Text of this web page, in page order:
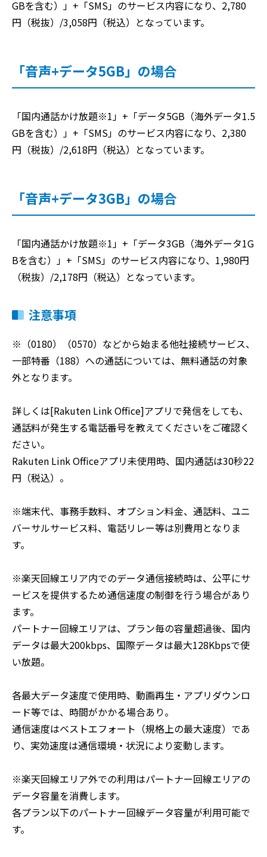
GBを含む）」+「SMS」のサービス内容になり、2,780
円（税抜）/3,058円（税込）となっています。
「音声+データ5GB」の場合
「国内通話かけ放題※1」+「データ5GB（海外データ1.5
GBを含む）」+「SMS」のサービス内容になり、2,380
円（税抜）/2,618円（税込）となっています。
「音声+データ3GB」の場合
「国内通話かけ放題※1」+「データ3GB（海外データ1G
Bを含む）」+「SMS」のサービス内容になり、1,980円
（税抜）/2,178円（税込）となっています。
注意事項
※（0180）（0570）などから始まる他社接続サービス、
一部特番（188）への通話については、無料通話の対象
外となります。
詳しくは[Rakuten Link Office]アプリで発信をしても、
通話料が発生する電話番号を教えてくださいをご確認く
ださい。
Rakuten Link Officeアプリ未使用時、国内通話は30秒22
円（税込）。
※端末代、事務手数料、オプション料金、通話料、ユニ
バーサルサービス料、電話リレー等は別費用となりま
す。
※楽天回線エリア内でのデータ通信接続時は、公平にサ
ービスを提供するため通信速度の制御を行う場合があり
ます。
パートナー回線エリアは、プラン毎の容量超過後、国内
データは最大200kbps、国際データは最大128Kbpsで使
い放題。
各最大データ速度で使用時、動画再生・アプリダウンロ
ード等では、時間がかかる場合あり。
通信速度はベストエフォート（規格上の最大速度）であ
り、実効速度は通信環境・状況により変動します。
※楽天回線エリア外での利用はパートナー回線エリアの
データ容量を消費します。
各プラン以下のパートナー回線データ容量が利用可能で
す。